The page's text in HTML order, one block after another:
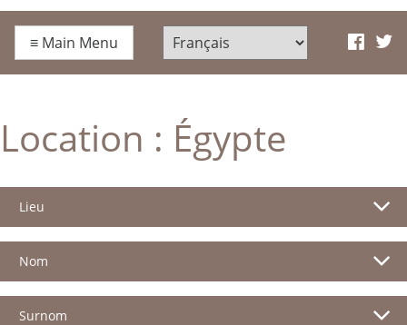
≡ Main Menu
Location : Égypte
Lieu
Nom
Surnom